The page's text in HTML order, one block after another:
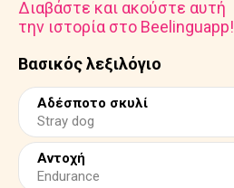
Βασικός λεξιλόγιο
Αδέσποτο σκυλί
Stray dog
Αντοχή
Endurance
Διαβάστε και ακούστε αυτή
την ιστορία στο Beelinguapp!